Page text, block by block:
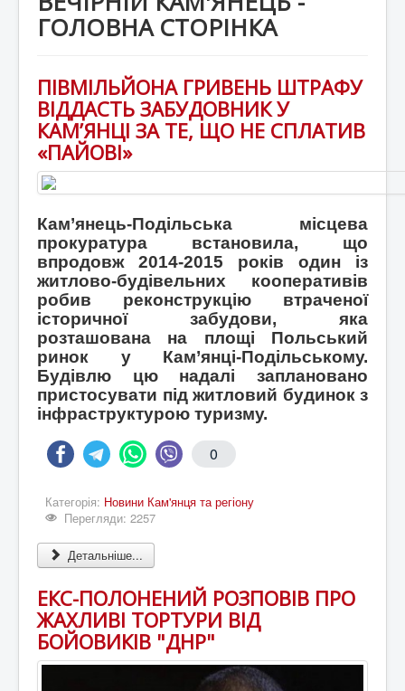
ГОЛОВНА СТОРІНКА
ПІВМІЛЬЙОНА ГРИВЕНЬ ШТРАФУ
ВІДДАСТЬ ЗАБУДОВНИК У
КАМ’ЯНЦІ ЗА ТЕ, ЩО НЕ СПЛАТИВ
«ПАЙОВІ»
Кам’янець-Подільська місцева
прокуратура встановила, що
впродовж 2014-2015 років один із
житлово-будівельних кооперативів
робив реконструкцію втраченої
історичної забудови, яка
розташована на площі Польський
ринок у Кам’янці-Подільському.
Будівлю цю надалі заплановано
пристосувати під житловий будинок з
інфраструктурою туризму.
0
Категорія: Новини Кам'янця та регіону
Перегляди: 2257
Детальніше...
ЕКС-ПОЛОНЕНИЙ РОЗПОВІВ ПРО
ЖАХЛИВІ ТОРТУРИ ВІД
БОЙОВИКІВ "ДНР"